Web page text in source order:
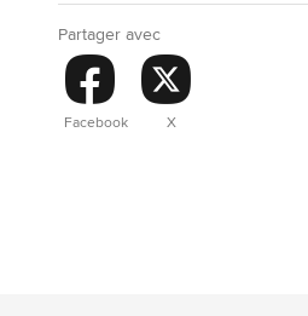
Partager avec
Facebook X